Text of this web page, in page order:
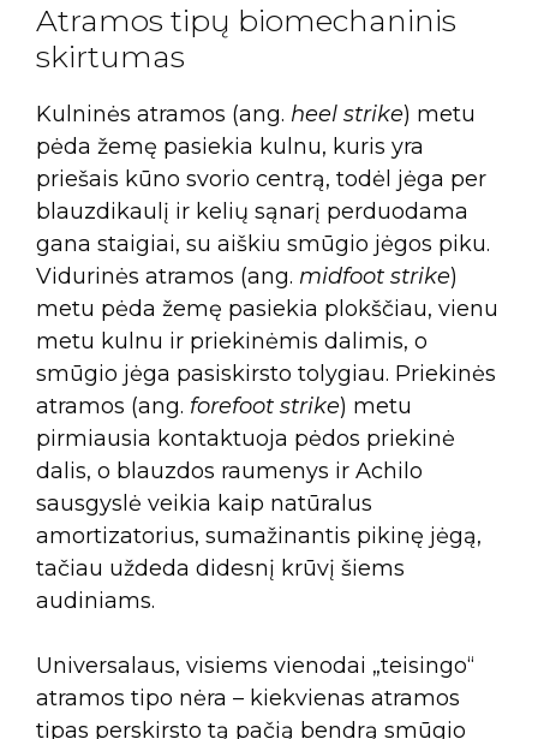
Atramos tipų biomechaninis
skirtumas
Kulninės atramos (ang. heel strike) metu
pėda žemę pasiekia kulnu, kuris yra
priešais kūno svorio centrą, todėl jėga per
blauzdikaulį ir kelių sąnarį perduodama
gana staigiai, su aiškiu smūgio jėgos piku.
Vidurinės atramos (ang. midfoot strike)
metu pėda žemę pasiekia plokščiau, vienu
metu kulnu ir priekinėmis dalimis, o
smūgio jėga pasiskirsto tolygiau. Priekinės
atramos (ang. forefoot strike) metu
pirmiausia kontaktuoja pėdos priekinė
dalis, o blauzdos raumenys ir Achilo
sausgyslė veikia kaip natūralus
amortizatorius, sumažinantis pikinę jėgą,
tačiau uždeda didesnį krūvį šiems
audiniams.
Universalaus, visiems vienodai „teisingo“
atramos tipo nėra – kiekvienas atramos
tipas perskirsto tą pačią bendrą smūgio